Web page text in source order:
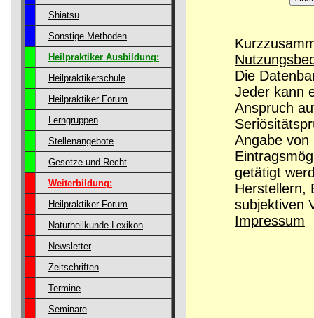
Shiatsu
Sonstige Methoden
Heilpraktiker Ausbildung:
Heilpraktikerschule
Heilpraktiker Forum
Lerngruppen
Stellenangebote
Gesetze und Recht
Weiterbildung:
Heilpraktiker Forum
Naturheilkunde-Lexikon
Newsletter
Zeitschriften
Termine
Seminare
Die
Jeder kann
Anspruch
Angabe von
getätigt
Herstellern,
subjektiven
Impressum